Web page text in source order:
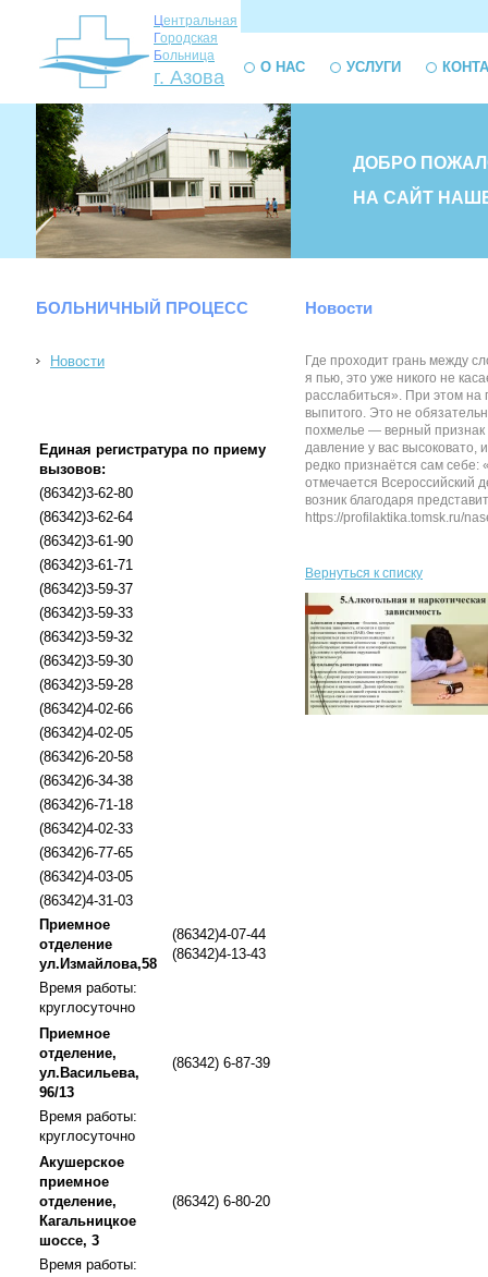
Центральная
Городская
Больница
г. Азова О НАС УСЛУГИ
ДОБРО
НА САЙТ
БОЛЬНИЧНЫЙ ПРОЦЕСС
Новости
Единая регистратура по приему
вызовов:
(86342)3-62-80
(86342)3-62-64
(86342)3-61-90
(86342)3-61-71
(86342)3-59-37
(86342)3-59-33
(86342)3-59-32
(86342)3-59-30
(86342)3-59-28
(86342)4-02-66
(86342)4-02-05
(86342)6-20-58
(86342)6-34-38
(86342)6-71-18
(86342)4-02-33
(86342)6-77-65
(86342)4-03-05
(86342)4-31-03
Приемное
отделение
ул.Измайлова,58
(86342)4-07-44
(86342)4-13-43
Время работы:
круглосуточно
Приемное
отделение,
ул.Васильева,
96/13
(86342) 6-87-39
Время работы:
круглосуточно
Акушерское
приемное
отделение,
Кагальницкое
шоссе, 3
(86342) 6-80-20
Время работы:
Новости
Где проходит грань между
я пью, это уже никого не
расслабиться». При этом на
выпитого. Это не
похмелье — верный признак
давление у вас высоковато,
редко признаётся сам
отмечается Всероссийский
возник благодаря
https://profilaktika.tomsk.ru/
Вернуться к списку